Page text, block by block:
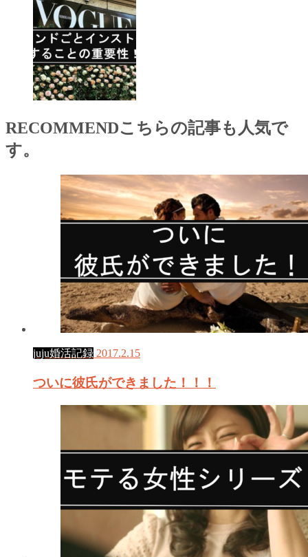
RECOMMENDこちらの記事も人気で
す。
juju婚活記録 2017.2.15
ついに彼氏ができました！！！